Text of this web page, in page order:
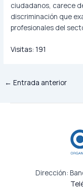
ciudadanos, carece
discriminación que
profesionales del
Visitas: 191
← Entrada anterior
Dirección: